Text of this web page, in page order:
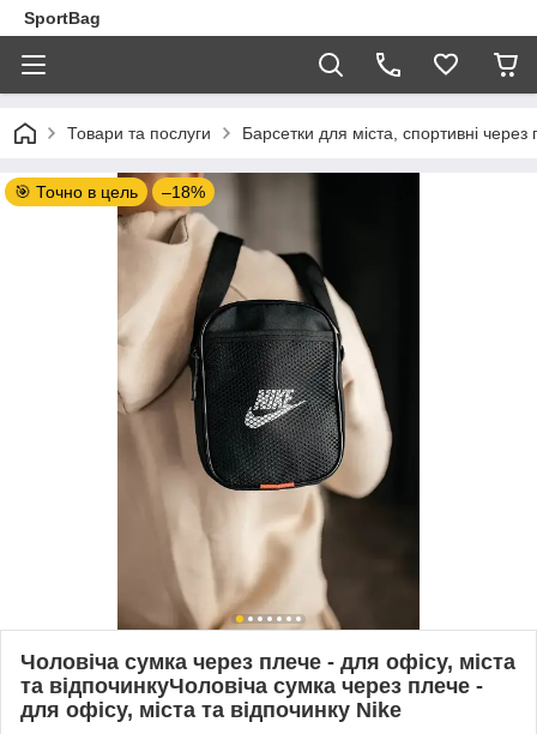
SportBag
Товари та послуги Барсетки для міста, спортивні через
🎯 Точно в цель –18%
Чоловіча сумка через плече - для офісу, міста
та відпочинкуЧоловіча сумка через плече -
для офісу, міста та відпочинку Nike